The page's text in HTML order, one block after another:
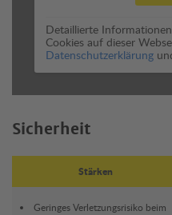
Detaillierte
Cookies auf dieser
Datenschutzerklärung
Sicherheit
Stärken
Geringes Verletzungsrisiko beim